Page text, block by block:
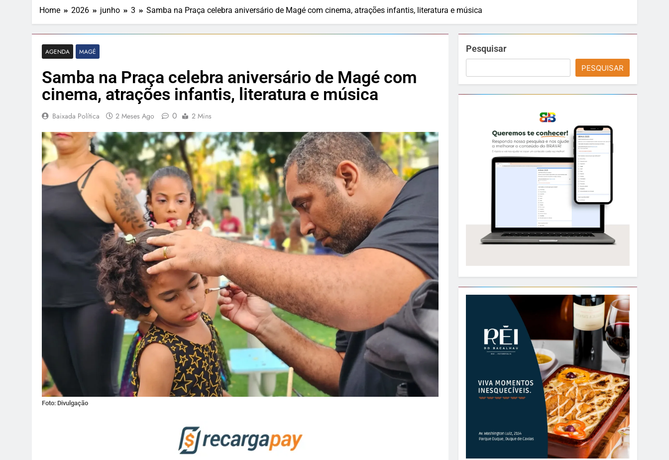
Home 2026 junho 3 Samba na Praça celebra aniversário de Magé com cinema, atrações infantis, literatura e música
AGENDA MAGÉ
Samba na Praça celebra aniversário de Magé com
cinema, atrações infantis, literatura e música
Baixada Política 2 Meses Ago 0 2 Mins
Foto: Divulgação
Pesquisar
PESQUISAR